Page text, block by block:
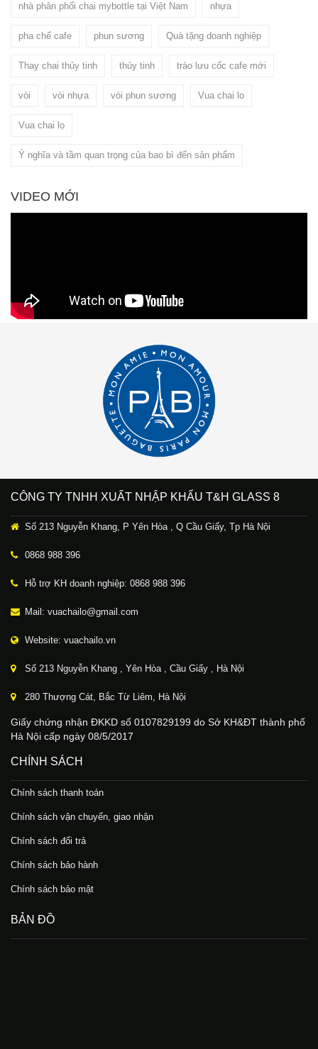
nhà phân phối chai mybottle tại Việt Nam nhựa
pha chế cafe phun sương Quà tặng doanh nghiệp
Thay chai thủy tinh thủy tinh trào lưu cốc cafe mới
vòi vòi nhựa vòi phun sương Vua chai lo
Vua chai lọ
Ý nghĩa và tầm quan trọng của bao bì đến sản phẩm
VIDEO MỚI
CÔNG TY TNHH XUẤT NHẬP KHẨU T&H GLASS 8
Số 213 Nguyễn Khang, P Yên Hòa , Q Cầu Giấy, Tp Hà Nội
0868 988 396
Hỗ trợ KH doanh nghiệp: 0868 988 396
Mail: vuachailo@gmail.com
Website: vuachailo.vn
Số 213 Nguyễn Khang , Yên Hòa , Cầu Giấy , Hà Nội
280 Thượng Cát, Bắc Từ Liêm, Hà Nội
Giấy chứng nhận ĐKKD số 0107829199 do Sở KH&ĐT thành phố
Hà Nội cấp ngày 08/5/2017
CHÍNH SÁCH
Chính sách thanh toán
Chính sách vận chuyển, giao nhận
Chính sách đổi trả
Chính sách bảo hành
Chính sách bảo mật
BẢN ĐỒ